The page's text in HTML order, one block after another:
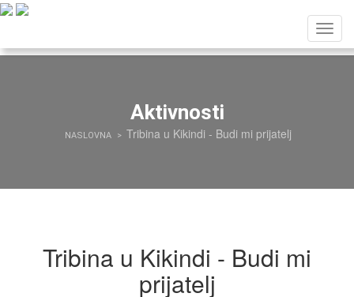
Aktivnosti
NASLOVNA Tribina u Kikindi - Budi mi prijatelj
Tribina u Kikindi - Budi mi
prijatelj